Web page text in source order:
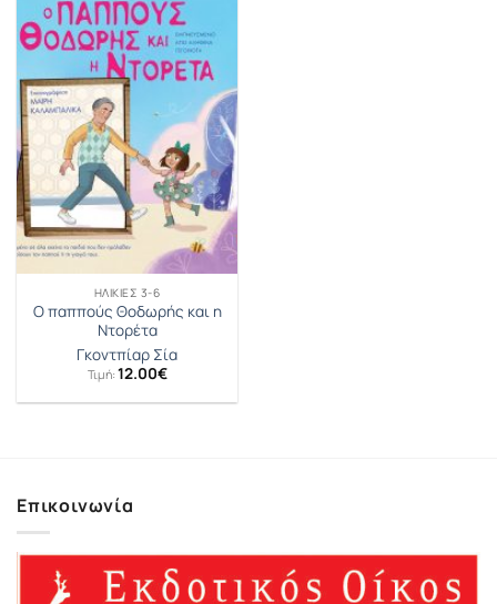
ΗΛΙΚΊΕΣ 3-6
Ο παππούς Θοδωρής και η
Ντορέτα
Γκοντπίαρ Σία
Τιμή: 12.00€
Επικοινωνία